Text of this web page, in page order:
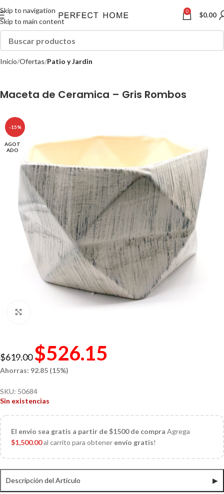
Skip to navigation
Skip to main content
0 $0.00
Inicio Ofertas Patio y Jardin
Maceta de Ceramica – Gris Rombos
-15%
AGOT
ADO
$619.00 $526.15
Ahorras: 92.85 (15%)
SKU: 50684
Sin existencias
El envío sea gratis a partir de $1500 de compra Agrega
$1,500.00al carrito para obtener envío gratis!
Descripción del Articulo ▶